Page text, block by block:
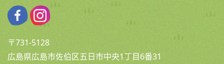
〒731-5128
広島県広島市佐伯区五日市中央1丁目6番31